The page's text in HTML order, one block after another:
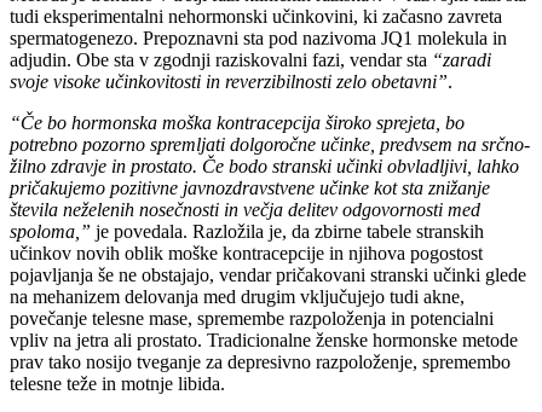
tudi eksperimentalni nehormonski učinkovini, ki začasno zavreta
spermatogenezo. Prepoznavni sta pod nazivoma JQ1 molekula in
adjudin. Obe sta v zgodnji raziskovalni fazi, vendar sta “zaradi
svoje visoke učinkovitosti in reverzibilnosti zelo obetavni”.
“Če bo hormonska moška kontracepcija široko sprejeta, bo
potrebno pozorno spremljati dolgoročne učinke, predvsem na srčno-
žilno zdravje in prostato. Če bodo stranski učinki obvladljivi, lahko
pričakujemo pozitivne javnozdravstvene učinke kot sta znižanje
števila neželenih nosečnosti in večja delitev odgovornosti med
spoloma,” je povedala. Razložila je, da zbirne tabele stranskih
učinkov novih oblik moške kontracepcije in njihova pogostost
pojavljanja še ne obstajajo, vendar pričakovani stranski učinki glede
na mehanizem delovanja med drugim vključujejo tudi akne,
povečanje telesne mase, spremembe razpoloženja in potencialni
vpliv na jetra ali prostato. Tradicionalne ženske hormonske metode
prav tako nosijo tveganje za depresivno razpoloženje, spremembo
telesne teže in motnje libida.